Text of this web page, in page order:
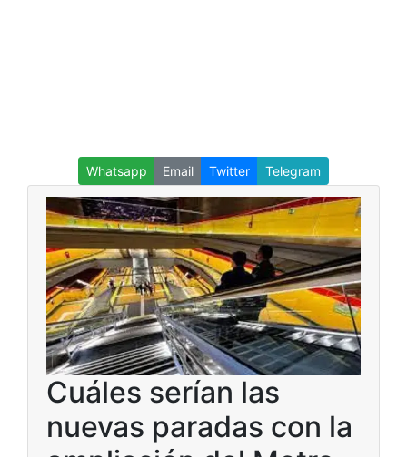
Whatsapp Email Twitter Telegram
Cuáles serían las
nuevas paradas con la